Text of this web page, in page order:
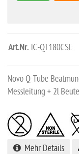
Art.Nr. IC-QT180CSE
Novo Q-Tube
Messleitung + 2l
Mehr Details